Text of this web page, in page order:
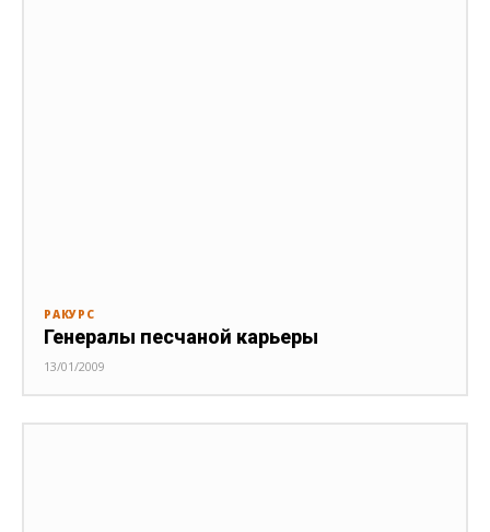
РАКУРС
Генералы песчаной карьеры
13/01/2009